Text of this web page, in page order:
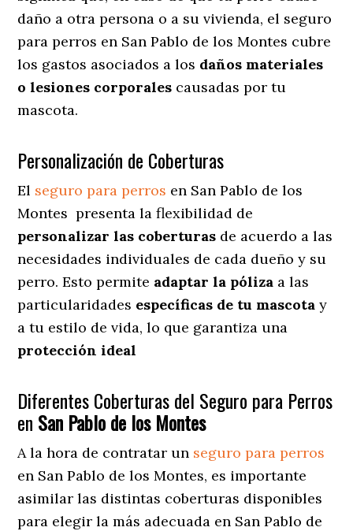
daño a otra persona o a su vivienda, el seguro
para perros en San Pablo de los Montes cubre
los gastos asociados a los daños materiales
o lesiones corporales causadas por tu
mascota.
Personalización de Coberturas
El seguro para perros en San Pablo de los
Montes presenta la flexibilidad de
personalizar las coberturas de acuerdo a las
necesidades individuales de cada dueño y su
perro. Esto permite adaptar la póliza a las
particularidades específicas de tu mascota y
a tu estilo de vida, lo que garantiza una
protección ideal
Diferentes Coberturas del Seguro para Perros
en San Pablo de los Montes
A la hora de contratar un seguro para perros
en San Pablo de los Montes, es importante
asimilar las distintas coberturas disponibles
para elegir la más adecuada en San Pablo de